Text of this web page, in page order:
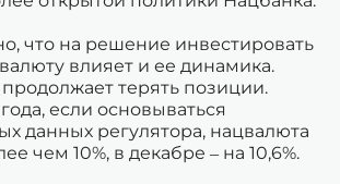
что на решение инвестировать
влияет и ее динамика.
терять позиции.
если основываться
данных регулятора, нацвалюта
чем 10%, в декабре – на 10,6%.